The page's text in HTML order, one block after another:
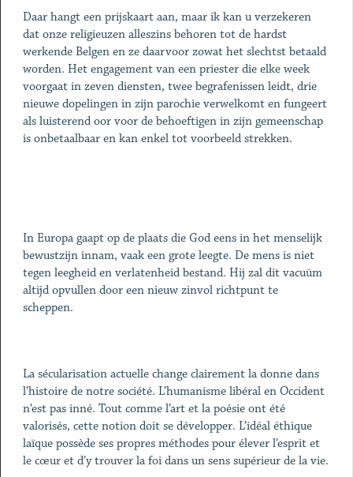
Daar hangt een prijskaart aan, maar ik kan u verzekeren
dat onze religieuzen alleszins behoren tot de hardst
werkende Belgen en ze daarvoor zowat het slechtst betaald
worden. Het engagement van een priester die elke week
voorgaat in zeven diensten, twee begrafenissen leidt, drie
nieuwe dopelingen in zijn parochie verwelkomt en fungeert
als luisterend oor voor de behoeftigen in zijn gemeenschap
is onbetaalbaar en kan enkel tot voorbeeld strekken.
In Europa gaapt op de plaats die God eens in het menselijk
bewustzijn innam, vaak een grote leegte. De mens is niet
tegen leegheid en verlatenheid bestand. Hij zal dit vacuüm
altijd opvullen door een nieuw zinvol richtpunt te
scheppen.
La sécularisation actuelle change clairement la donne dans
l’histoire de notre société. L’humanisme libéral en Occident
n’est pas inné. Tout comme l’art et la poésie ont été
valorisés, cette notion doit se développer. L’idéal éthique
laïque possède ses propres méthodes pour élever l’esprit et
le cœur et d’y trouver la foi dans un sens supérieur de la vie.